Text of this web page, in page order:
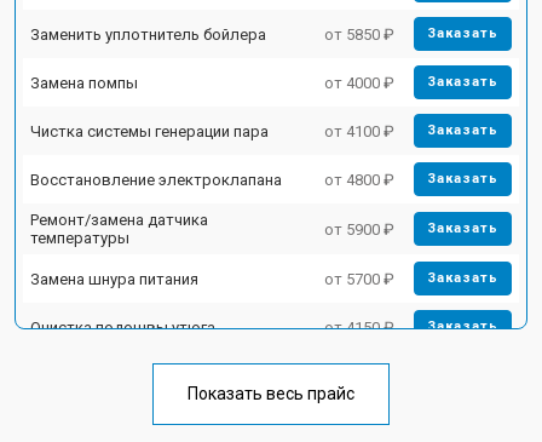
Заменить уплотнитель бойлера от 5850 ₽ Заказать
Замена помпы от 4000 ₽ Заказать
Чистка системы генерации пара от 4100 ₽ Заказать
Восстановление электроклапана от 4800 ₽ Заказать
Ремонт/замена датчика
температуры
от 5900 ₽ Заказать
Замена шнура питания от 5700 ₽ Заказать
Очистка подошвы утюга от 4150 ₽ Заказать
Корпусный ремонт (замена резинок,
Профилактическая чистка от 4700 ₽
Показать весь прайс